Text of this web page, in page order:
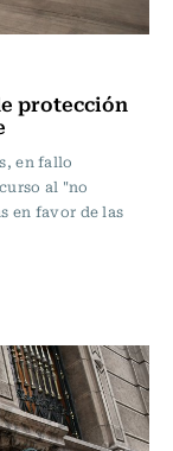
protección
en fallo
al "no
en favor de las